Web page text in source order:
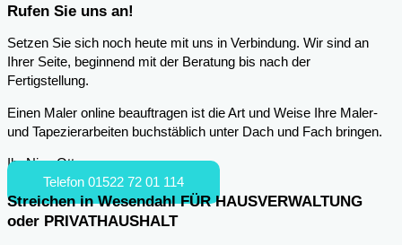
Rufen Sie uns an!
Setzen Sie sich noch heute mit uns in Verbindung. Wir sind an
Ihrer Seite, beginnend mit der Beratung bis nach der
Fertigstellung.
Einen Maler online beauftragen ist die Art und Weise Ihre Maler-
und Tapezierarbeiten buchstäblich unter Dach und Fach bringen.
Ihr Nico Otto
Telefon 01522 72 01 114
Streichen in Wesendahl FÜR HAUSVERWALTUNG
oder PRIVATHAUSHALT